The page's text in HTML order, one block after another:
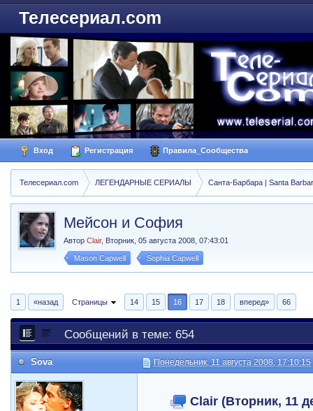
Телесериал.com
Вход Регистрация Правила_Сообщества
Телесериал.com ЛЕГЕНДАРНЫЕ СЕРИАЛЫ Санта-Барбара | Santa
Мейсон и София
АвторClair, Вторник, 05 августа 2008, 07:43:01
Mason Capwell Sophia Capwell
1 «назад Страницы 14 15 16 17 18 вперед» 66
Сообщений в теме: 654
Sova Понедельник, 11 августа 2008, 17:10:15
Clair (Вторник, 11